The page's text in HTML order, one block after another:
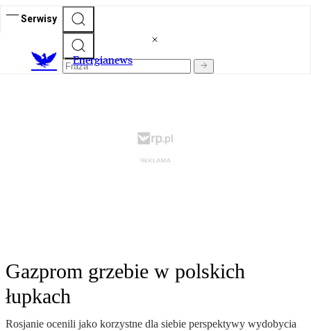
Serwisy
Energianews
Gazprom grzebie w polskich
łupkach
Rosjanie ocenili jako korzystne dla siebie perspektywy wydobycia